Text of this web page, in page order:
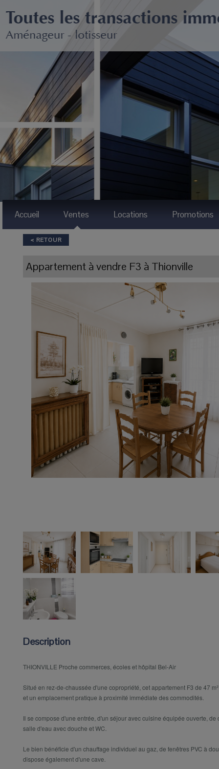
Accueil Ventes Locations Promotions
< RETOUR
Appartement à vendre F3 à Thionville
Description
THIONVILLE Proche commerces, écoles et hôpital Bel-Air
Situé en rez-de-chaussée d'une copropriété, cet appartement F3 de 47
et un emplacement pratique à proximité immédiate des commodités.
Il se compose d'une entrée, d'un séjour avec cuisine équipée ouverte,
salle d'eau avec douche et WC.
Le bien bénéficie d'un chauffage individuel au gaz, de fenêtres PVC à
dispose également d'une cave.